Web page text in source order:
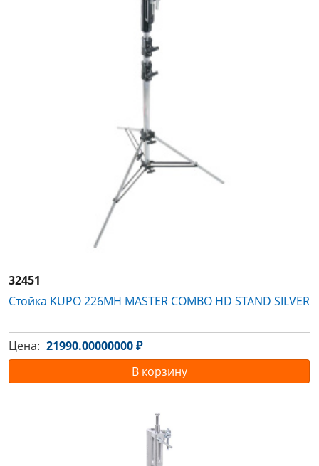
32451
Стойка KUPO 226MH MASTER COMBO HD STAND SILVER
Цена: 21990.00000000 ₽
В корзину